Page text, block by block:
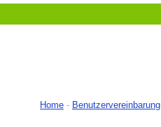
Home - Benutzervereinbarung